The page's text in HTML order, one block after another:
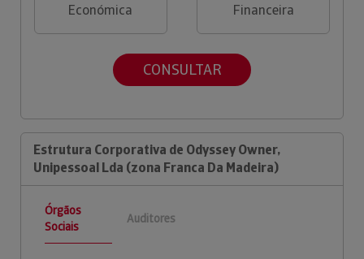
Económica
Financeira
CONSULTAR
Estrutura Corporativa de Odyssey Owner,
Unipessoal Lda (zona Franca Da Madeira)
Órgãos
Sociais
Auditores